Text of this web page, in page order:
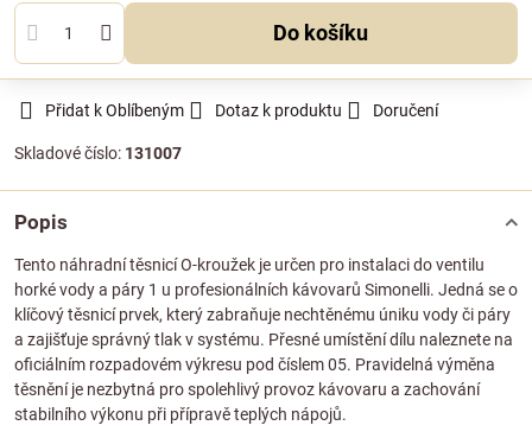
Do košíku
Přidat k Oblíbeným Dotaz k produktu Doručení
Skladové číslo: 131007
Popis
Tento náhradní těsnicí O-kroužek je určen pro instalaci do ventilu
horké vody a páry 1 u profesionálních kávovarů Simonelli. Jedná se o
klíčový těsnicí prvek, který zabraňuje nechtěnému úniku vody či páry
a zajišťuje správný tlak v systému. Přesné umístění dílu naleznete na
oficiálním rozpadovém výkresu pod číslem 05. Pravidelná výměna
těsnění je nezbytná pro spolehlivý provoz kávovaru a zachování
stabilního výkonu při přípravě teplých nápojů.